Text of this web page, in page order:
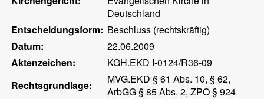
Deutschland
Entscheidungsform: Beschluss (rechtskräftig)
Datum:
22.06.2009
Aktenzeichen:
KGH.EKD I-0124/R36-09
Rechtsgrundlage:
MVG.EKD § 61 Abs. 10, § 62,
ArbGG § 85 Abs. 2, ZPO § 924